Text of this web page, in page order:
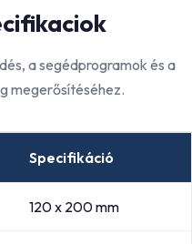
a segédprogramok és a
megerősítéséhez.
Specifikáció
120 x 200 mm